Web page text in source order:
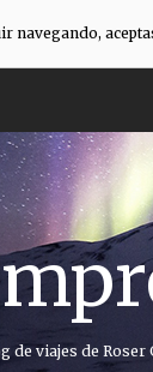
de viajes de Roser